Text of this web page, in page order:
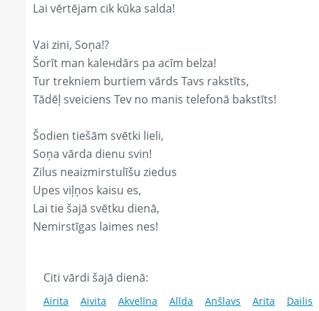
Lai vērtējam cik kūka salda!
Vai zini, Soņa!?
Šorīt man kaleнdārs pa acīm belza!
Tur trekniem burtiem vārds Tavs rakstīts,
Tādēļ sveiciens Tev no manis telefonā bakstīts!
Šodien tiešām svētki lieli,
Soņa vārda dienu svin!
Zilus neaizmirstulīšu ziedus
Upes viļņos kaisu es,
Lai tie šajā svētku dienā,
Nemirstīgas laimes nes!
Citi vārdi šajā dienā:
Airita Aivita Akvelīna Alīda Anšlavs Arita Dailis